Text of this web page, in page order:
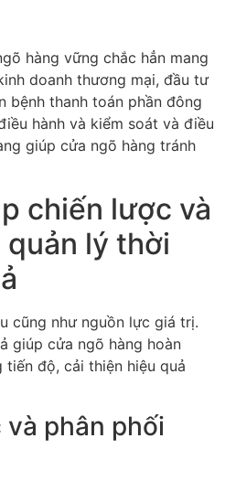
hàng vững chắc hẳn mang
doanh thương mại, đầu tư
bệnh thanh toán phần đông
hành và kiểm soát và điều
giúp cửa ngõ hàng tránh
chiến lược và
quản lý thời
cũng như nguồn lực giá trị.
giúp cửa ngõ hàng hoàn
độ, cải thiện hiệu quả
phân phối